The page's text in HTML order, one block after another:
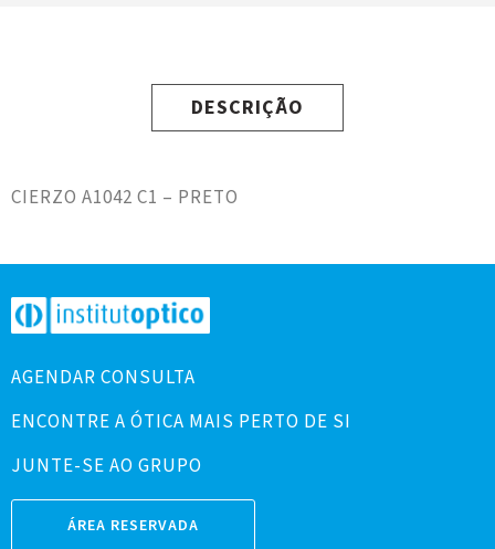
DESCRIÇÃO
CIERZO A1042 C1 – PRETO
AGENDAR CONSULTA
ENCONTRE A ÓTICA MAIS PERTO DE SI
JUNTE-SE AO GRUPO
ÁREA RESERVADA